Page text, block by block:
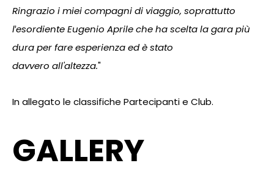
Ringrazio i miei compagni di viaggio, soprattutto
ľesordiente Eugenio Aprile che ha scelta la gara più
dura per fare esperienza ed è stato
davvero all'altezza."
In allegato le classifiche Partecipanti e Club.
GALLERY